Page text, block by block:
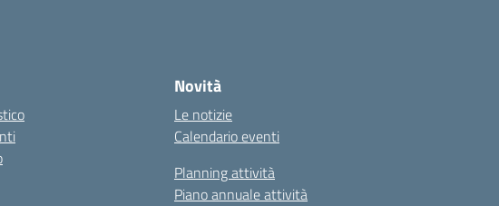
Novità
Le notizie
Calendario eventi
Planning attività
Piano annuale attività